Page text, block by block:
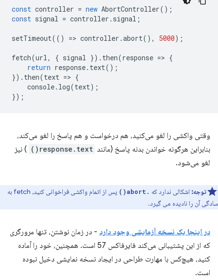
const controller = new AbortController();
const signal = controller . signal ;
setTimeout(() => controller .abort(), 5000);
fetch(url, { signal }). then(response => {
return response. text();
}). then(text => {
console. log(text);
});
وقتی واکشی را لغو می‌کنید، هم درخواست و هم پاسخ را لغو می‌کند،
بنابراین هرگونه خواندن بدنه پاسخ (مانند response.text()
) نیز
لغو می‌شود.
توجه: اشکالی ندارد که .abort()
پس از اتمام واکشی فراخوانی کنید، fetch به
سادگی آن را نادیده می گیرد.
در اینجا یک نسخه آزمایشی وجود دارد - در زمان نوشتن، تنها مرورگری
که از این پشتیبانی می‌کند فایرفاکس 57 است. همچنین، خود را آماده
کنید، هیچ‌کس با مهارت طراحی در ایجاد نسخه نمایشی دخیل نبوده
است.